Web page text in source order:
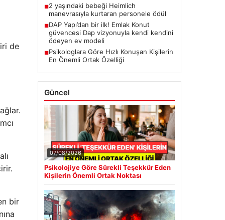
de
bir
■2 yaşındaki bebeği Heimlich
manevrasıyla kurtaran personele ödül
■DAP Yapı’dan bir ilk! Emlak Konut
güvencesi Dap vizyonuyla kendi kendini
ödeyen ev modeli
■Psikologlara Göre Hızlı Konuşan Kişilerin
En Önemli Ortak Özelliği
Güncel
07/08/2026
Psikolojiye Göre Sürekli Teşekkür Eden
Kişilerin Önemli Ortak Noktası